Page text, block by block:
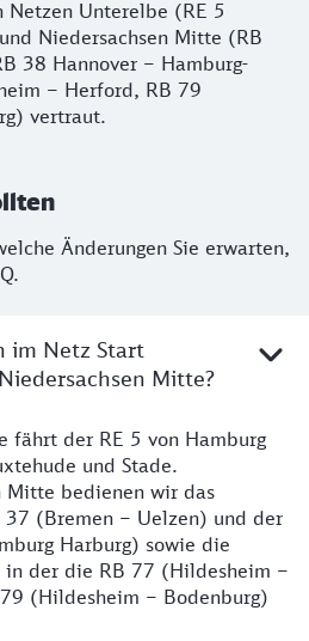
Unterelbe (RE 5
Niedersachsen Mitte (RB
38 Hannover – Hamburg-
– Herford, RB 79
vertraut.
Änderungen Sie erwarten,
im Netz Start
Mitte?
fährt der RE 5 von Hamburg
und Stade.
Mitte bedienen wir das
(Bremen – Uelzen) und der
Harburg) sowie die
in der die RB 77 (Hildesheim –
(Hildesheim – Bodenburg)